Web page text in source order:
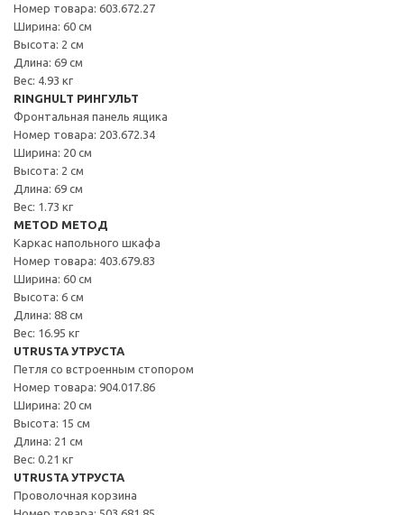
Номер товара: 603.672.27
Ширина: 60 см
Высота: 2 см
Длина: 69 см
Вес: 4.93 кг
RINGHULT РИНГУЛЬТ
Фронтальная панель ящика
Номер товара: 203.672.34
Ширина: 20 см
Высота: 2 см
Длина: 69 см
Вес: 1.73 кг
METOD МЕТОД
Каркас напольного шкафа
Номер товара: 403.679.83
Ширина: 60 см
Высота: 6 см
Длина: 88 см
Вес: 16.95 кг
UTRUSTA УТРУСТА
Петля со встроенным стопором
Номер товара: 904.017.86
Ширина: 20 см
Высота: 15 см
Длина: 21 см
Вес: 0.21 кг
UTRUSTA УТРУСТА
Проволочная корзина